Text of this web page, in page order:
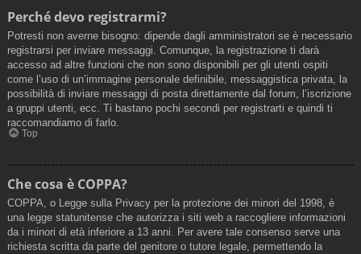
Perché devo registrarmi?
Potresti non averne bisogno: dipende dagli amministratori se è necessario
registrarsi per inviare messaggi. Comunque, la registrazione ti darà
accesso ad altre funzioni che non sono disponibili per gli utenti ospiti
come l’uso di un’immagine personale definibile, messaggistica privata, la
possibilità di inviare messaggi di posta direttamente dal forum, l’iscrizione
a gruppi utenti, ecc. Ti bastano pochi secondi per registrarti e quindi ti
raccomandiamo di farlo.
Top
Che cosa è COPPA?
COPPA, o Legge sulla Privacy per la protezione dei minori del 1998, è
una legge statunitense che autorizza i siti web a raccogliere informazioni
da i minori di età inferiore a 13 anni. Per avere tale consenso serve una
richiesta scritta da parte del genitore o tutore legale, permettendo la